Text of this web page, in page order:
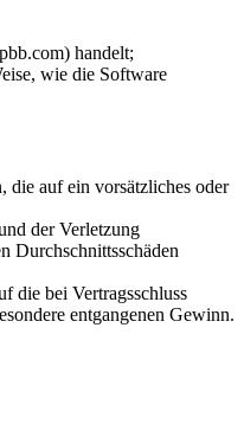
handelt;
wie die Software
die auf ein vorsätzliches oder
der Verletzung
Durchschnittsschäden
die bei Vertragsschluss
entgangenen Gewinn.